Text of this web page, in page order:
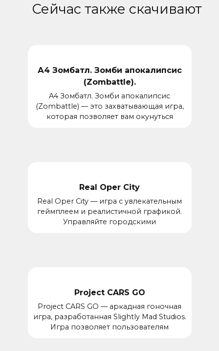
Сейчас также скачивают
А4 Зомбатл. Зомби апокалипсис
(Zombattle).
A4 Зомбатл. Зомби апокалипсис
(Zombattle) — это захватывающая игра,
которая позволяет вам окунуться
Real Oper City
Real Oper City — игра с увлекательным
геймплеем и реалистичной графикой.
Управляйте городскими
Project CARS GO
Project CARS GO — аркадная гоночная
игра, разработанная Slightly Mad Studios.
Игра позволяет пользователям